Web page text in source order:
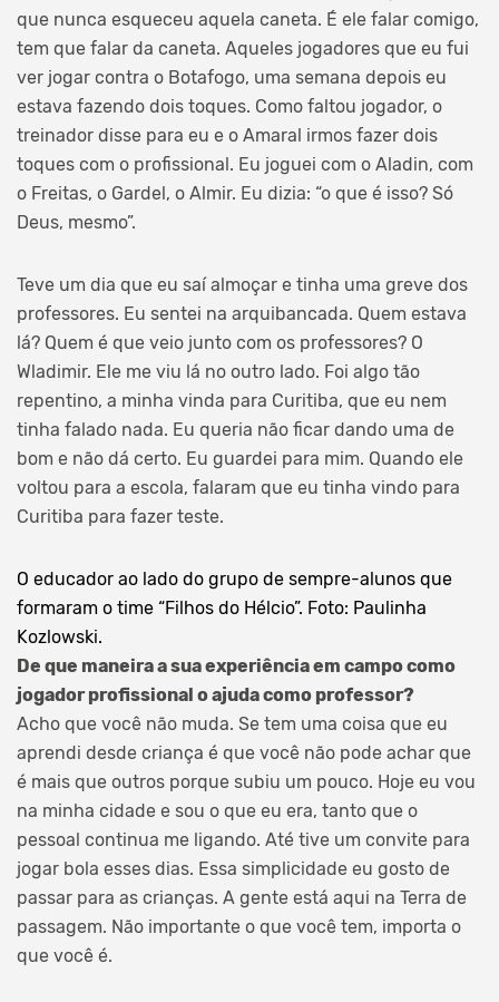
que nunca esqueceu aquela caneta. É ele falar comigo,
tem que falar da caneta. Aqueles jogadores que eu fui
ver jogar contra o Botafogo, uma semana depois eu
estava fazendo dois toques. Como faltou jogador, o
treinador disse para eu e o Amaral irmos fazer dois
toques com o profissional. Eu joguei com o Aladin, com
o Freitas, o Gardel, o Almir. Eu dizia: “o que é isso? Só
Deus, mesmo”.
Teve um dia que eu saí almoçar e tinha uma greve dos
professores. Eu sentei na arquibancada. Quem estava
lá? Quem é que veio junto com os professores? O
Wladimir. Ele me viu lá no outro lado. Foi algo tão
repentino, a minha vinda para Curitiba, que eu nem
tinha falado nada. Eu queria não ficar dando uma de
bom e não dá certo. Eu guardei para mim. Quando ele
voltou para a escola, falaram que eu tinha vindo para
Curitiba para fazer teste.
O educador ao lado do grupo de sempre-alunos que
formaram o time “Filhos do Hélcio”. Foto: Paulinha
Kozlowski.
De que maneira a sua experiência em campo como
jogador profissional o ajuda como professor?
Acho que você não muda. Se tem uma coisa que eu
aprendi desde criança é que você não pode achar que
é mais que outros porque subiu um pouco. Hoje eu vou
na minha cidade e sou o que eu era, tanto que o
pessoal continua me ligando. Até tive um convite para
jogar bola esses dias. Essa simplicidade eu gosto de
passar para as crianças. A gente está aqui na Terra de
passagem. Não importante o que você tem, importa o
que você é.